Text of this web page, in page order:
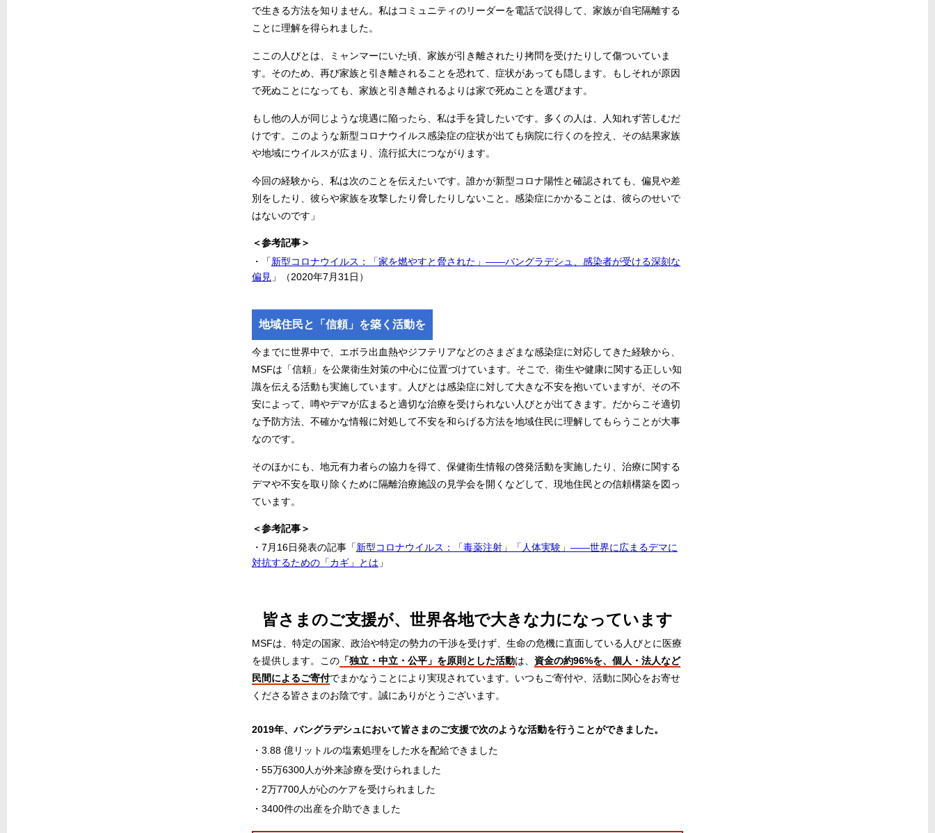
で生きる方法を知りません。私はコミュニティのリーダーを電話で説得して、家族が自宅隔離する
ことに理解を得られました。
ここの人びとは、ミャンマーにいた頃、家族が引き離されたり拷問を受けたりして傷ついていま
す。そのため、再び家族と引き離されることを恐れて、症状があっても隠します。もしそれが原因
で死ぬことになっても、家族と引き離されるよりは家で死ぬことを選びます。
もし他の人が同じような境遇に陥ったら、私は手を貸したいです。多くの人は、人知れず苦しむだ
けです。このような新型コロナウイルス感染症の症状が出ても病院に行くのを控え、その結果家族
や地域にウイルスが広まり、流行拡大につながります。
今回の経験から、私は次のことを伝えたいです。誰かが新型コロナ陽性と確認されても、偏見や差
別をしたり、彼らや家族を攻撃したり脅したりしないこと。感染症にかかることは、彼らのせいで
はないのです」
＜参考記事＞
・「新型コロナウイルス：「家を燃やすと脅された」――バングラデシュ、感染者が受ける深刻な
偏見 」（2020年7月31日）
地域住民と「信頼」を築く活動を
今までに世界中で、エボラ出血熱やジフテリアなどのさまざまな感染症に対応してきた経験から、
MSFは「信頼」を公衆衛生対策の中心に位置づけています。そこで、衛生や健康に関する正しい知
識を伝える活動も実施しています。人びとは感染症に対して大きな不安を抱いていますが、その不
安によって、噂やデマが広まると適切な治療を受けられない人びとが出てきます。だからこそ適切
な予防方法、不確かな情報に対処して不安を和らげる方法を地域住民に理解してもらうことが大事
なのです。
そのほかにも、地元有力者らの協力を得て、保健衛生情報の啓発活動を実施したり、治療に関する
デマや不安を取り除くために隔離治療施設の見学会を開くなどして、現地住民との信頼構築を図っ
ています。
＜参考記事＞
・7月16日発表の記事「新型コロナウイルス：「毒薬注射」「人体実験」――世界に広まるデマに
対抗するための「カギ」とは 」
皆さまのご支援が、世界各地で大きな力になっています
MSFは、特定の国家、政治や特定の勢力の干渉を受けず、生命の危機に直面している人びとに医療
を提供します。この 「独立・中立・公平」を原則とした活動は、 資金の約96%を、個人・法人など
民間によるご寄付でまかなうことにより実現されています。いつもご寄付や、活動に関心をお寄せ
くださる皆さまのお陰です。誠にありがとうございます。
2019年、バングラデシュにおいて皆さまのご支援で次のような活動を行うことができました。
・3.88 億リットルの塩素処理をした水を配給できました
・55万6300人が外来診療を受けられました
・2万7700人が心のケアを受けられました
・3400件の出産を介助できました